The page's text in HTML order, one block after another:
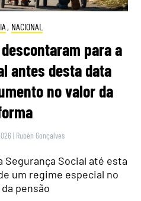
, NACIONAL
para a
antes desta data
no valor da
| Rubén Gonçalves
Segurança Social até esta
um regime especial no
pensão